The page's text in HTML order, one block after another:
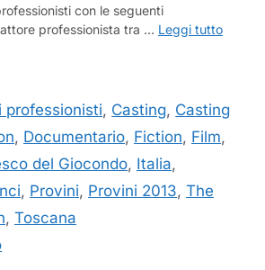
con le seguenti
professionista tra … Leggi tutto
professionisti, Casting, Casting
, Documentario, Fiction, Film,
del Giocondo, Italia,
, Provini, Provini 2013, The
, Toscana